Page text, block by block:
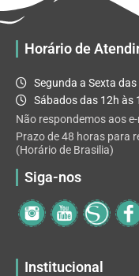
Horário de
Segunda a Sexta
Sábados das 12h às
Não respondemos aos
Prazo de 48 horas para
(Horário de Brasilia)
Siga-nos
Institucional